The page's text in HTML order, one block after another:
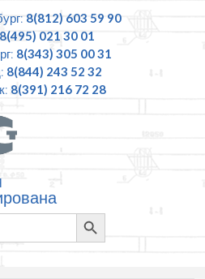
8(812) 603 59 90
8(495) 021 30 01
8(343) 305 00 31
8(844) 243 52 32
8(391) 216 72 28
Search
Button